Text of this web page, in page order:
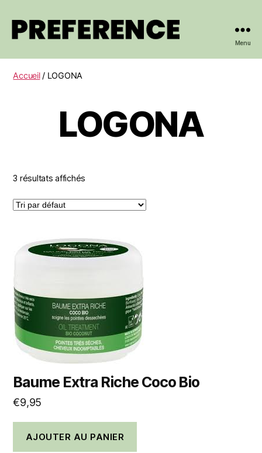
Menu
Accueil/ LOGONA
LOGONA
3 résultats affichés
Baume Extra Riche Coco Bio
€9,95
AJOUTER AU PANIER